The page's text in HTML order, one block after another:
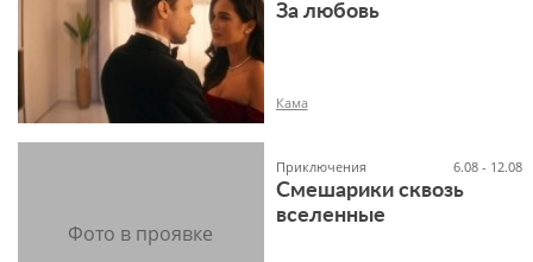
За любовь
Кама
Приключения 6.08 - 12.08
Смешарики сквозь
вселенные